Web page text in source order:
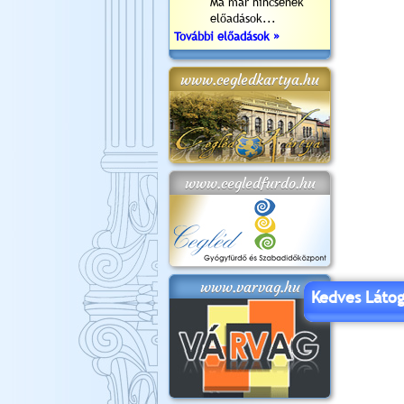
előadások...
További előadások »
www.cegledkartya.hu
www.cegledfurdo.hu
www.varvag.hu
Kedves